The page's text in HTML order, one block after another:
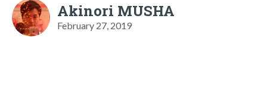
Akinori MUSHA
February 27, 2019